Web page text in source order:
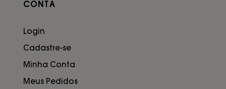
CONTA
Login
Cadastre-se
Minha Conta
Meus Pedidos